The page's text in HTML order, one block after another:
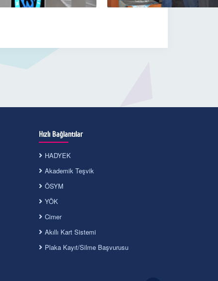
Hızlı Bağlantılar
HADYEK
Akademik Teşvik
ÖSYM
YÖK
Cimer
Akıllı Kart Sistemi
Plaka Kayıt/Silme Başvurusu